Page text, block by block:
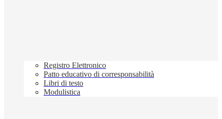
Registro Elettronico
Patto educativo di corresponsabilità
Libri di testo
Modulistica